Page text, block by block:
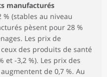
manufacturés
(stables au niveau
pèsent pour 28 %
Les prix de
des produits de santé
et -3,2 %). Les prix des
de 0,7 %. Au